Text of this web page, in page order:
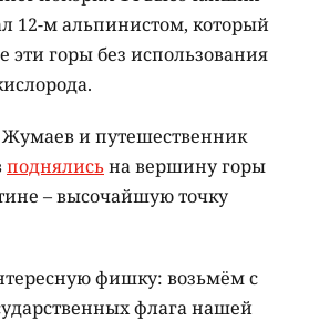
12-м альпинистом, который
эти горы без использования
Жумаев и путешественник
поднялисьна вершину горы
– высочайшую точку
фишку: возьмём с
флага нашей